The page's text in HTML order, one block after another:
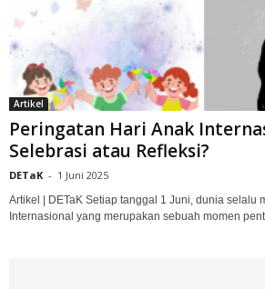
Artikel
Peringatan Hari Anak
Selebrasi atau Refleksi?
DETaK - 1 Juni 2025
Artikel | DETaK Setiap tanggal 1 Juni, dunia selalu
Internasional yang merupakan sebuah momen